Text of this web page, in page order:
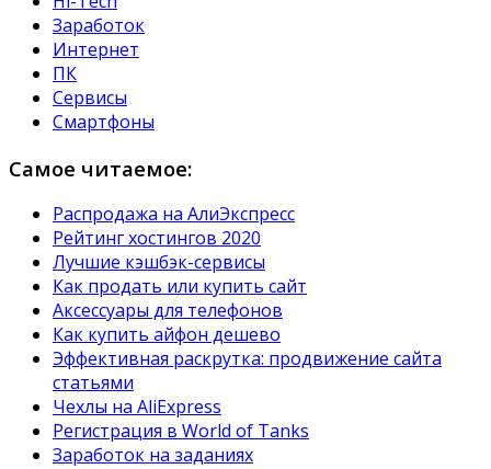
Заработок
Интернет
ПК
Сервисы
Смартфоны
Самое читаемое:
Распродажа на АлиЭкспресс
Рейтинг хостингов 2020
Лучшие кэшбэк-сервисы
Как продать или купить сайт
Аксессуары для телефонов
Как купить айфон дешево
Эффективная раскрутка: продвижение сайта
статьями
Чехлы на AliExpress
Регистрация в World of Tanks
Заработок на заданиях